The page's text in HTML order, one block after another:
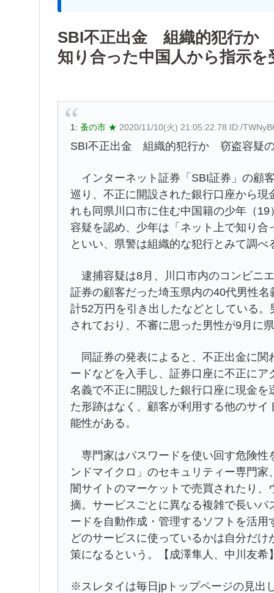
SBI不正出金 組織的犯行か
知り合った中国人から指示を
1: 蚤の市 ★ 2020/11/10(火) 21:05:22.78 ID:/
SBI不正出金 組織的犯行か 窃盗容疑
インターネット証券「SBI証券」の顧
巡り、不正に開設された銀行口座から
れも同県川口市に住む中国籍の少年（
容疑を認め、少年は「ネット上で知り
といい、県警は組織的な犯行とみて調べ
逮捕容疑は8月、川口市内のコンビニ
証券の顧客だった埼玉県内の40代男性
計52万円を引き出したなどとしている
されており、不審に思った男性が9月に
同証券の発表によると、不正出金に関
ードなどを入手し、証券口座に不正に
名義で不正に開設した銀行口座に現金
た形跡はなく、顧客が利用する他のサ
能性がある。
専門家はパスワードを使い回す危険性
ンドマイクロ」のセキュリティー専門
闇サイトのマーケットで売買されたり
摘。サービスごとに異なる複雑で長い
ードを自動作成・管理するソフトを活
どのサービスに使っているかは自分だ
策になるという。【成澤隼人、中川友希
※スレタイは毎日jpトップページの見出